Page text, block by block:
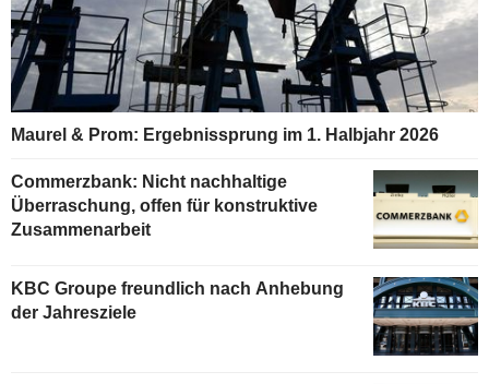
Maurel & Prom: Ergebnissprung im 1. Halbjahr 2026
Commerzbank: Nicht nachhaltige
Überraschung, offen für konstruktive
Zusammenarbeit
KBC Groupe freundlich nach Anhebung
der Jahresziele